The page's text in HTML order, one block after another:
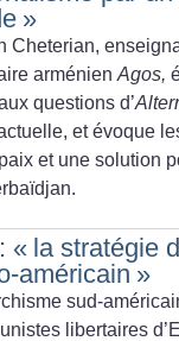
»
Cheterian,
arménienAgos,
questions d’
et évoque
et une solution
« la stratégie
américain »
sud-
libertaires